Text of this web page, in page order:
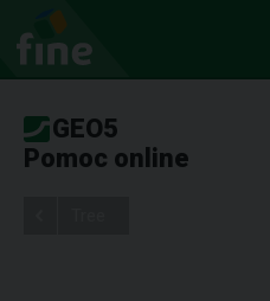
GEO5
Pomoc online